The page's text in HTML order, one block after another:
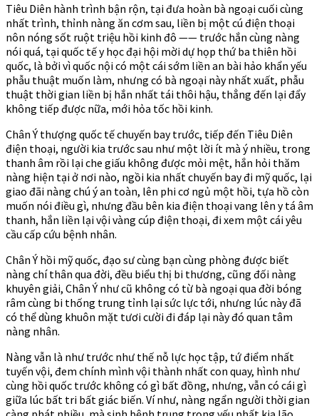
Tiêu Diên hành trình bận rộn, tại đưa hoàn bà ngoại cuối cùng
nhất trình, thỉnh nàng ăn cơm sau, liền bị một cú điện thoại
nôn nóng sốt ruột triệu hồi kinh đô —— trước hắn cùng nàng
nói quá, tại quốc tế y học đại hội mời dự họp thứ ba thiên hồi
quốc, là bởi vì quốc nội có một cái sớm liền an bài hảo khẩn yếu
phẫu thuật muốn làm, nhưng có bà ngoại này nhất xuất, phẫu
thuật thời gian liền bị hắn nhất tái thôi hậu, thẳng đến lại đẩy
không tiếp được nữa, mới hỏa tốc hồi kinh.
Chân Ý thượng quốc tế chuyến bay trước, tiếp đến Tiêu Diên
điện thoại, người kia trước sau như một lời ít mà ý nhiều, trong
thanh âm rồi lại che giấu không được mỏi mệt, hắn hỏi thăm
nàng hiện tại ở nơi nào, ngồi kia nhất chuyến bay đi mỹ quốc, lại
giao đãi nàng chú ý an toàn, lên phi cơ ngủ một hồi, tựa hồ còn
muốn nói điều gì, nhưng đầu bên kia điện thoại vang lên y tá âm
thanh, hắn liền lại vội vàng cúp điện thoại, đi xem một cái yêu
cầu cấp cứu bệnh nhân.
Chân Ý hồi mỹ quốc, đạo sư cùng bạn cùng phòng được biết
nàng chí thân qua đời, đều biểu thị bi thương, cũng đối nàng
khuyên giải, Chân Ý như cũ không có từ bà ngoại qua đời bóng
râm cùng bi thống trung tỉnh lại sức lực tới, nhưng lúc này đã
có thể dùng khuôn mặt tươi cười đi đáp lại này đó quan tâm
nàng nhân.
Nàng vẫn là như trước như thế nỗ lực học tập, tứ điểm nhất
tuyến vội, đem chính mình vội thành nhất con quay, hình như
cùng hồi quốc trước không có gì bất đồng, nhưng, vẫn có cái gì
giữa lúc bất tri bất giác biến. Ví như, nàng ngẩn người thời gian